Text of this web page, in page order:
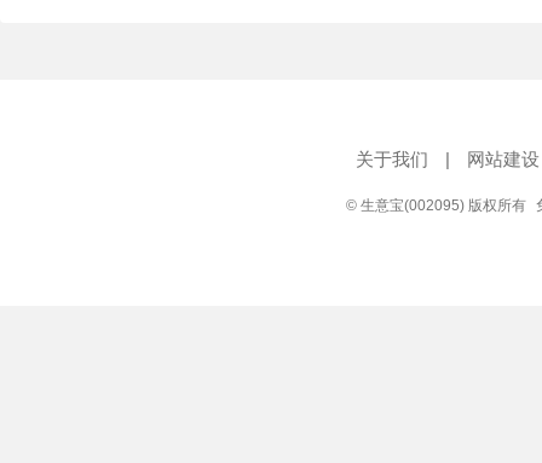
关于我们 | 网站建设
© 生意宝(002095) 版权所有